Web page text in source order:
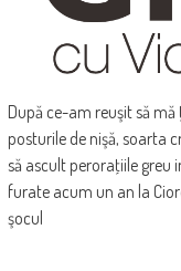
După ce-am reuşit să
posturile de nişă, soarta
să ascult peroraţiile greu
furate acum un an la
şocul